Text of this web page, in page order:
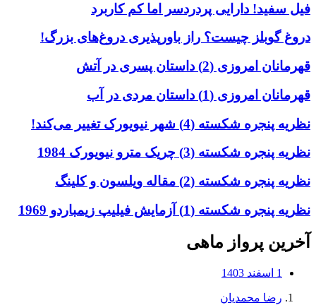
فیل سفید! دارایی پردردسر اما کم کاربرد
دروغ گوبلز چیست؟ راز باورپذیری دروغ‌های بزرگ!
قهرمانان امروزی (2) داستان پسری در آتش
قهرمانان امروزی (1) داستان مردی در آب
نظریه پنجره شکسته (4) شهر نیویورک تغییر می‌کند!
نظریه پنجره شکسته (3) چریک مترو نیویورک 1984
نظریه پنجره شکسته (2) مقاله ویلسون و کلینگ
نظریه پنجره شکسته (1) آزمایش فیلیپ زیمباردو 1969
آخرین پرواز ماهی
1 اسفند 1403
رضا محمدیان